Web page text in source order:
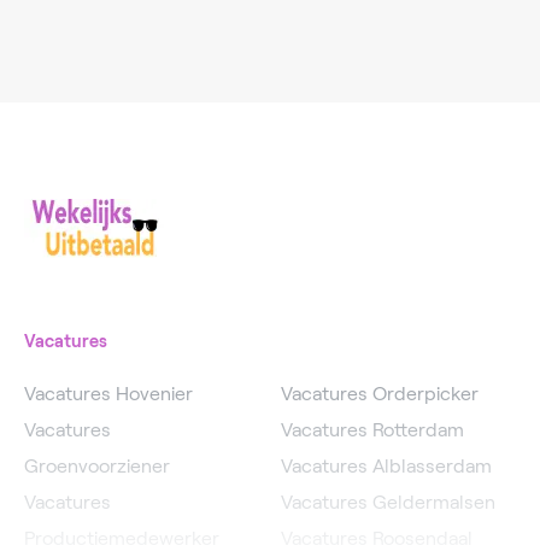
Vacatures
Vacatures Hovenier
Vacatures
Groenvoorziener
Vacatures
Vacatures Orderpicker
Vacatures Rotterdam
Vacatures Alblasserdam
Vacatures Geldermalsen